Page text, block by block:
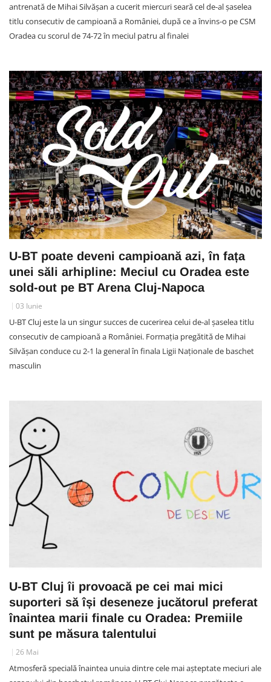
antrenată de Mihai Silvășan a cucerit miercuri seară cel de-al șaselea
titlu consecutiv de campioană a României, după ce a învins-o pe CSM
Oradea cu scorul de 74-72 în meciul patru al finalei
U-BT poate deveni campioană azi, în fața
unei săli arhipline: Meciul cu Oradea este
sold-out pe BT Arena Cluj-Napoca
03 Iunie
U-BT Cluj este la un singur succes de cucerirea celui de-al șaselea titlu
consecutiv de campioană a României. Formația pregătită de Mihai
Silvășan conduce cu 2-1 la general în finala Ligii Naționale de baschet
masculin
U-BT Cluj îi provoacă pe cei mai mici
suporteri să își deseneze jucătorul preferat
înaintea marii finale cu Oradea: Premiile
sunt pe măsura talentului
26 Mai
Atmosferă specială înaintea unuia dintre cele mai așteptate meciuri ale